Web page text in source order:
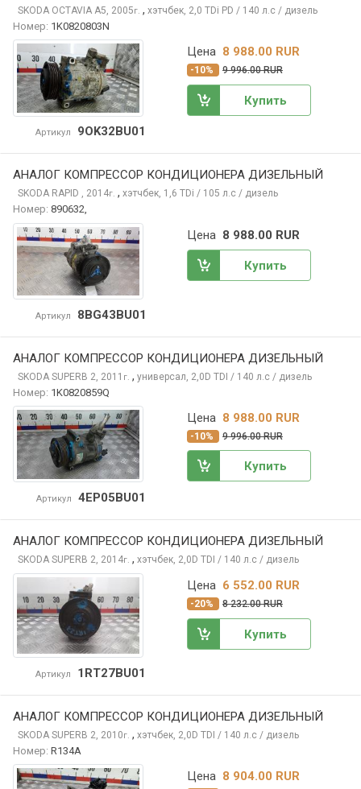
SKODA OCTAVIA A5, 2005г. , хэтчбек, 2,0 TDi PD / 140 л.с / дизель
Номер: 1K0820803N
Артикул 9OK32BU01
Цена 8 988.00 RUR
-10% 9 996.00 RUR
Купить
АНАЛОГ КОМПРЕССОР КОНДИЦИОНЕРА ДИЗЕЛЬНЫЙ
SKODA RAPID , 2014г. , хэтчбек, 1,6 TDi / 105 л.с / дизель
Номер: 890632,
Артикул 8BG43BU01
Цена 8 988.00 RUR
Купить
АНАЛОГ КОМПРЕССОР КОНДИЦИОНЕРА ДИЗЕЛЬНЫЙ
SKODA SUPERB 2, 2011 г. , универсал, 2,0D TDI / 140 л.с / дизель
Номер: 1K0820859Q
Артикул 4EP05BU01
Цена 8 988.00 RUR
-10% 9 996.00 RUR
Купить
АНАЛОГ КОМПРЕССОР КОНДИЦИОНЕРА ДИЗЕЛЬНЫЙ
SKODA SUPERB 2, 2014г. , хэтчбек, 2,0D TDI / 140 л.с / дизель
Артикул 1RT27BU01
Цена 6 552.00 RUR
-20% 8 232.00 RUR
Купить
АНАЛОГ КОМПРЕССОР КОНДИЦИОНЕРА ДИЗЕЛЬНЫЙ
SKODA SUPERB 2, 2010г. , хэтчбек, 2,0D TDI / 140 л.с / дизель
Номер: R134A
Цена 8 904.00 RUR